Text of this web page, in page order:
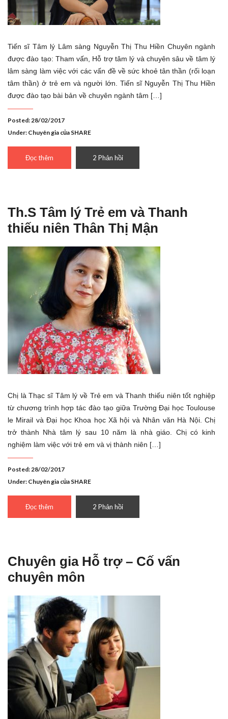
Tiến sĩ Tâm lý Lâm sàng Nguyễn Thị Thu Hiền Chuyên ngành
được đào tạo: Tham vấn, Hỗ trợ tâm lý và chuyên sâu về tâm lý
lâm sàng làm việc với các vấn đề về sức khoẻ tân thần (rối loạn
tâm thần) ở trẻ em và người lớn. Tiến sĩ Nguyễn Thị Thu Hiền
được đào tạo bài bản về chuyên ngành tâm […]
Posted: 28/02/2017
Under: Chuyên gia của SHARE
Đọc thêm 2 Phản hồi
Th.S Tâm lý Trẻ em và Thanh
thiếu niên Thân Thị Mận
Chị là Thạc sĩ Tâm lý về Trẻ em và Thanh thiếu niên tốt nghiệp
từ chương trình hợp tác đào tạo giữa Trường Đại học Toulouse
le Mirail và Đại học Khoa học Xã hội và Nhân văn Hà Nội. Chị
trở thành Nhà tâm lý sau 10 năm là nhà giáo. Chị có kinh
nghiệm làm việc với trẻ em và vị thành niên […]
Posted: 28/02/2017
Under: Chuyên gia của SHARE
Đọc thêm 2 Phản hồi
Chuyên gia Hỗ trợ – Cố vấn
chuyên môn